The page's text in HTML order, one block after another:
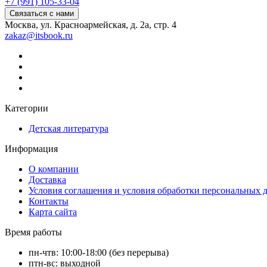
Связаться с нами
Москва, ул. Красноармейская, д. 2а, стр. 4
zakaz@itsbook.ru
Категории
Детская литература
Информация
О компании
Доставка
Условия соглашения и условия обработки персональных
Контакты
Карта сайта
Время работы
пн-чтв: 10:00-18:00 (без перерыва)
птн-вс: выходной